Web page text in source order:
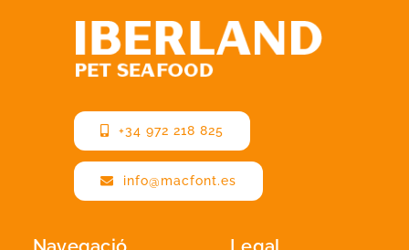
+34 972 218 825
info@macfont.es